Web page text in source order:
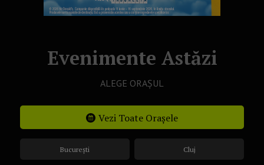
Evenimente Astăzi
ALEGE ORAȘUL
Vezi Toate Orașele
București Cluj